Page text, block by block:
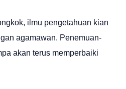
ilmu pengetahuan kian
agamawan. Penemuan-
akan terus memperbaiki